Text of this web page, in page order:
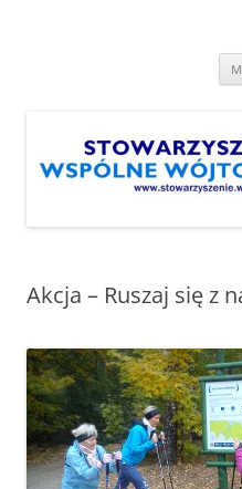
Akcja – Ruszaj się z